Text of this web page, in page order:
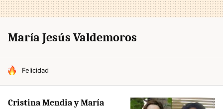
Marí­a Jesús Valdemoros
HOY SE HABLA DE
Felicidad
Cristina Mendia y María